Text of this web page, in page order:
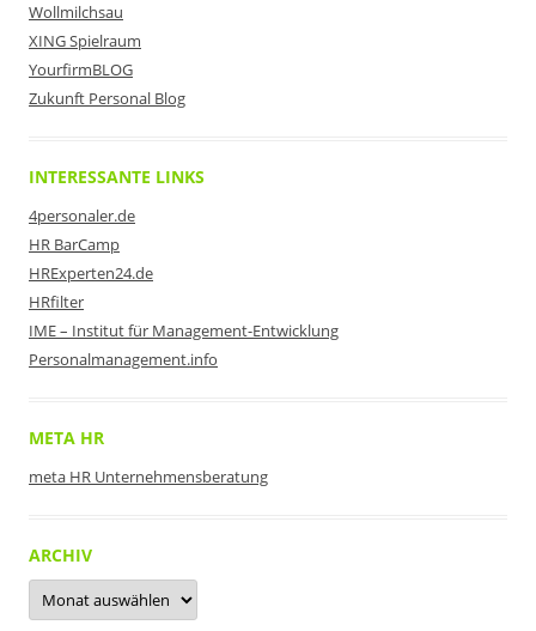
Wollmilchsau
XING Spielraum
YourfirmBLOG
Zukunft Personal Blog
INTERESSANTE LINKS
4personaler.de
HR BarCamp
HRExperten24.de
HRfilter
IME – Institut für Management-Entwicklung
Personalmanagement.info
META HR
meta HR Unternehmensberatung
ARCHIV
Archiv